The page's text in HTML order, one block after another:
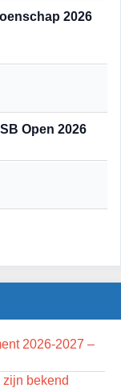
2026
Open 2026
Open 2026
2026-2027 –
bekend